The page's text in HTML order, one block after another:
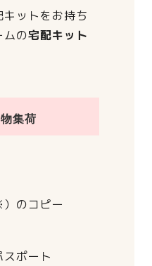
キットをお持ち
ムの宅配キット
集荷
のコピー
ポート